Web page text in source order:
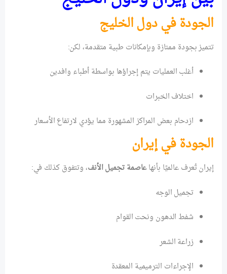
الجودة في دول الخليج
تتميز بجودة ممتازة وبإمكانات طبية متقدمة، لكن:
أغلب العمليات يتم إجراؤها بواسطة أطباء وافدين
اختلاف الخبرات
ازدحام بعض المراكز المشهورة مما يؤدي لارتفاع الأسعار
الجودة في إيران
إيران تُعرف عالميًا بأنهاعاصمة تجميل الأنف، وتتفوق كذلك في:
تجميل الوجه
شفط الدهون ونحت القوام
زراعة الشعر
الإجراءات الترميمية المعقدة